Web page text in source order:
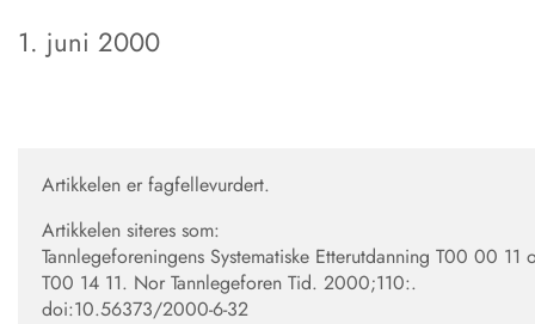
1. juni 2000
Artikkelen er fagfellevurdert.
Artikkelen siteres som:
Tannlegeforeningens Systematiske Etterutdanning T00 00 11
T00 14 11. Nor Tannlegeforen Tid. 2000;110:.
doi:10.56373/2000-6-32